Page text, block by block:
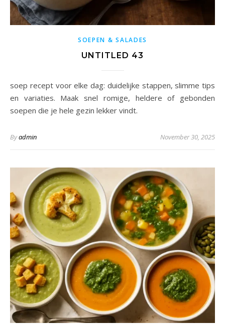
SOEPEN & SALADES
UNTITLED 43
soep recept voor elke dag: duidelijke stappen, slimme tips
en variaties. Maak snel romige, heldere of gebonden
soepen die je hele gezin lekker vindt.
Byadmin November 30, 2025